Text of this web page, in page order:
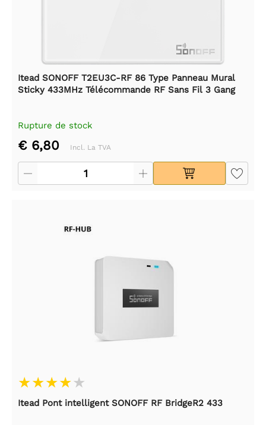
Itead SONOFF T2EU3C-RF 86 Type Panneau Mural
Sticky 433MHz Télécommande RF Sans Fil 3 Gang
Rupture de stock
€ 6,80 Incl. La TVA
Itead Pont intelligent SONOFF RF BridgeR2 433